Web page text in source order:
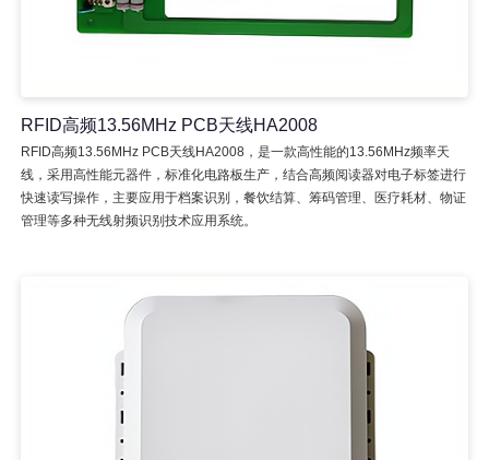
RFID高频13.56MHz PCB天线HA2008
RFID高频13.56MHz PCB天线HA2008，是一款高性能的13.56MHz频率天
线，采用高性能元器件，标准化电路板生产，结合高频阅读器对电子标签进行
快速读写操作，主要应用于档案识别，餐饮结算、筹码管理、医疗耗材、物证
管理等多种无线射频识别技术应用系统。